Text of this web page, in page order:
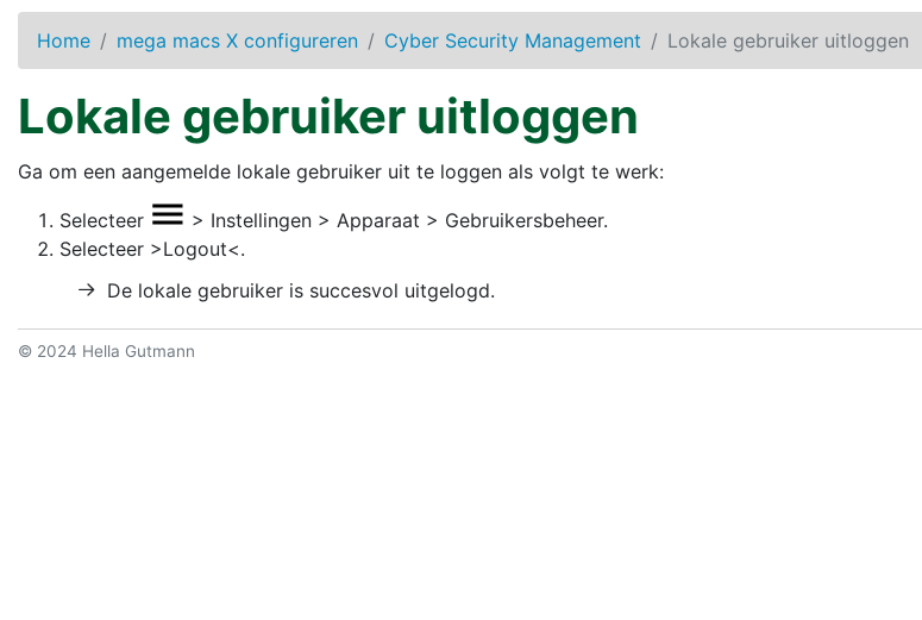
Home mega macs X configureren Cyber Security Management Lokale gebruiker uitloggen
Lokale gebruiker uitloggen
Ga om een aangemelde lokale gebruiker uit te loggen als volgt te werk:
Selecteer > Instellingen > Apparaat > Gebruikersbeheer.
Selecteer >Logout<.
De lokale gebruiker is succesvol uitgelogd.
© 2024 Hella Gutmann